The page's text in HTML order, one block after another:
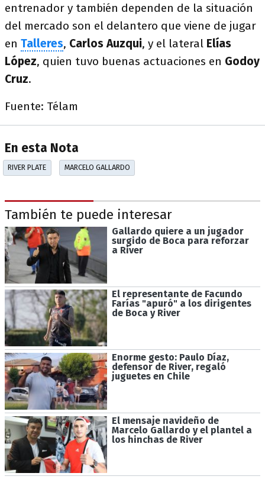
entrenador y también dependen de la situación
del mercado son el delantero que viene de jugar
en Talleres, Carlos Auzqui, y el lateral Elías
López, quien tuvo buenas actuaciones en Godoy
Cruz.
Fuente: Télam
En esta Nota
RIVER PLATE MARCELO GALLARDO
También te puede interesar
Gallardo quiere a un jugador
surgido de Boca para reforzar
a River
El representante de Facundo
Farías "apuró" a los dirigentes
de Boca y River
Enorme gesto: Paulo Díaz,
defensor de River, regaló
juguetes en Chile
El mensaje navideño de
Marcelo Gallardo y el plantel a
los hinchas de River